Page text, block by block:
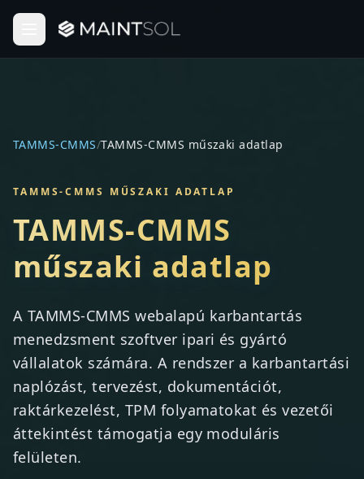
TAMMS-CMMS/TAMMS-CMMS műszaki adatlap
TAMMS-CMMS MŰSZAKI ADATLAP
TAMMS-CMMS
műszaki adatlap
A TAMMS-CMMS webalapú karbantartás
menedzsment szoftver ipari és gyártó
vállalatok számára. A rendszer a karbantartási
naplózást, tervezést, dokumentációt,
raktárkezelést, TPM folyamatokat és vezetői
áttekintést támogatja egy moduláris
felületen.